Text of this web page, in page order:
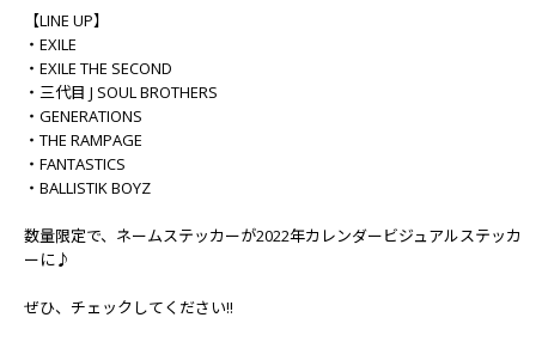
【LINE UP】
・EXILE
・EXILE THE SECOND
・三代目 J SOUL BROTHERS
・GENERATIONS
・THE RAMPAGE
・FANTASTICS
・BALLISTIK BOYZ
数量限定で、ネームステッカーが2022年カレンダービジュアルステッカ
ーに♪
ぜひ、チェックしてください!!